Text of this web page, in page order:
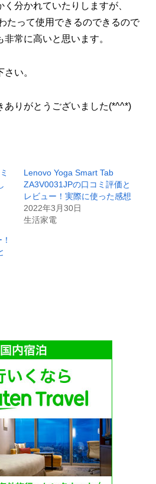
分かれていたりしますが、
たって使用できるのできるので
常に高いと思います。
い。
ありがとうございました(*^^*)
Lenovo Yoga Smart Tab
ZA3V0031JPの口コミ評価と
レビュー！実際に使った感想
2022年3月30日
生活家電